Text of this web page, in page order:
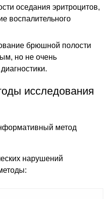
оседания эритроцитов,
воспалительного
брюшной полости
но не очень
исследования
метод
нарушений